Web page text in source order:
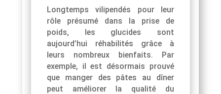
Longtemps vilipendés pour leur
rôle présumé dans la prise de
poids, les glucides sont
aujourd’hui réhabilités grâce à
leurs nombreux bienfaits. Par
exemple, il est désormais prouvé
que manger des pâtes au dîner
peut améliorer la qualité du